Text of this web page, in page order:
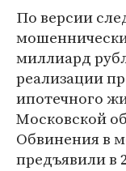
По версии
миллиард
реализации
ипотечного
Московской
Обвинения в
предъявили в